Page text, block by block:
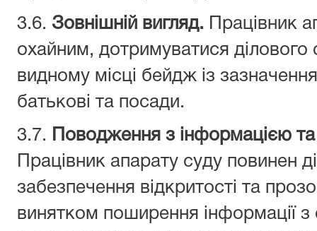
3.6. Зовнішній вигляд.
Працівник
охайним, дотримуватися ділового
видному місці бейдж із
батькові та посади.
3.7. Поводження з інформацією та
Працівник апарату суду повинен
забезпечення відкритості та
винятком поширення інформації